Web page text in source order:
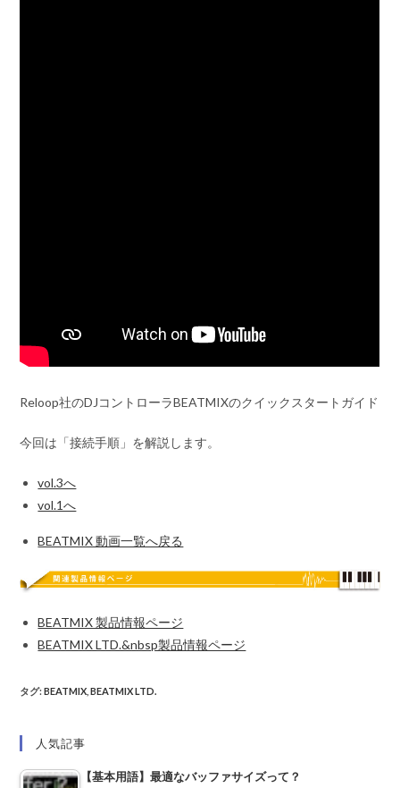
Reloop社のDJコントローラBEATMIXのクイックスタートガイド
今回は「接続手順」を解説します。
vol.3へ
vol.1へ
BEATMIX 動画一覧へ戻る
BEATMIX 製品情報ページ
BEATMIX LTD.&nbsp製品情報ページ
タグ:BEATMIX BEATMIX LTD.
人気記事
【基本用語】最適なバッファサイズって？